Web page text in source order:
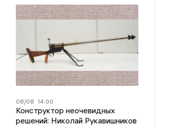
08/08 14:00
Конструктор неочевидных
решений: Николай Рукавишников